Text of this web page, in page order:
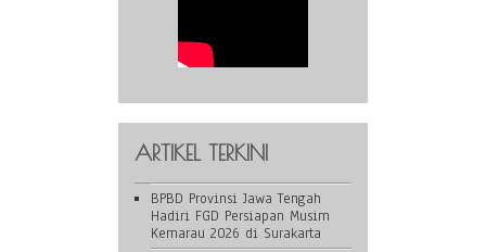
ARTIKEL TERKINI
BPBD Provinsi Jawa Tengah
Hadiri FGD Persiapan Musim
Kemarau 2026 di Surakarta